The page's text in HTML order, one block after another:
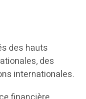
des hauts
des
internationales.